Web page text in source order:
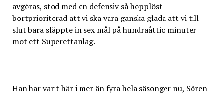
avgöras, stod med en defensiv så hopplöst
bortprioriterad att vi ska vara ganska glada att vi till
slut bara släppte in sex mål på hundraåttio minuter
mot ett Superettanlag.
Han har varit här i mer än fyra hela säsonger nu, Sören